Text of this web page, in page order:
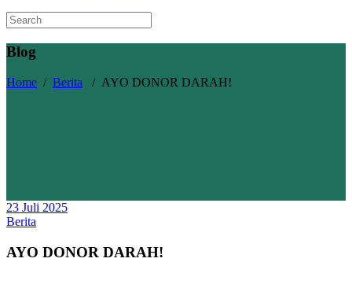
Blog
Home / Berita / AYO DONOR DARAH!
23 Juli 2025
Berita
AYO DONOR DARAH!